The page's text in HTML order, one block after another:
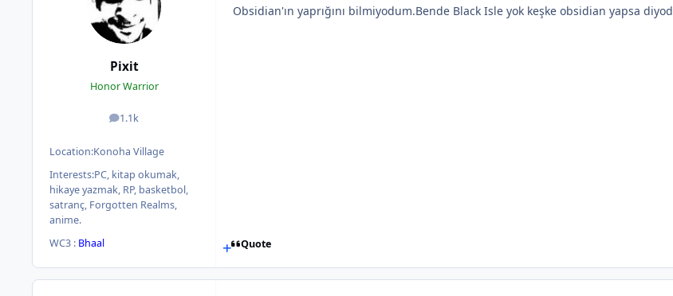
Pixit
Honor Warrior
1.1k
posts
Location:Konoha Village
Interests:PC, kitap okumak,
hikaye yazmak, RP, basketbol,
satranç, Forgotten Realms,
anime.
WC3 : Bhaal
Obsidian'ın yaprığını bilmiyodum.Bende Black Isle yok keşke obsidian yapsa
Quote